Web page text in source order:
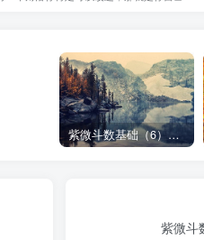
紫微斗数基础（6）前生今世来因宫
紫微斗